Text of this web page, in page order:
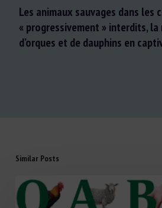
Les animaux sauvages dans les
« progressivement » interdits,
d’orques et de dauphins en
Similar Posts